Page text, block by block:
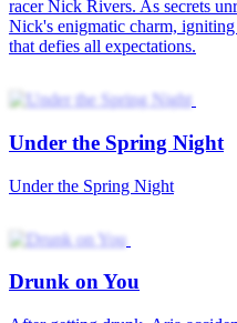
Under the Spring Night